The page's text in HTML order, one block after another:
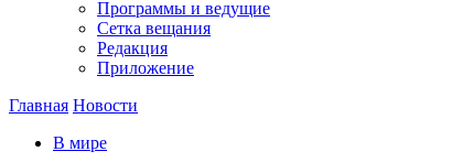
Программы и ведущие
Сетка вещания
Редакция
Приложение
Главная Новости
В мире